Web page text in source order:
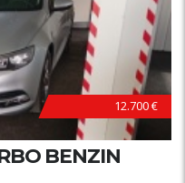
12.700 €
BENZIN